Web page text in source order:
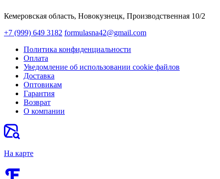
Кемеровская область, Новокузнецк,​ Производственная 10/2
+7 (999) 649 3182 formulasna42@gmail.com
Политика конфиденциальности
Оплата
Уведомление об использовании cookie файлов
Доставка
Оптовикам
Гарантия
Возврат
О компании
На карте